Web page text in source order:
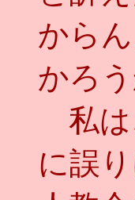
から
かろう
私は
に誤